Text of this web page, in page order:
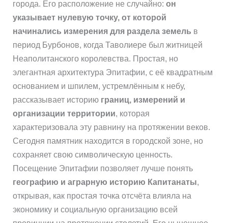
города. Его расположение не случайно: он
указывает нулевую точку, от которой
начинались измерения для раздела земель в
период Бурбонов, когда Таволиере был житницей
Неаполитанского королевства. Простая, но
элегантная архитектура Эпитафии, с её квадратным
основанием и шпилем, устремлённым к небу,
рассказывает историю границ, измерений и
организации территории, которая
характеризовала эту равнину на протяжении веков.
Сегодня памятник находится в городской зоне, но
сохраняет свою символическую ценность.
Посещение Эпитафии позволяет лучше понять
географию и аграрную историю Капитанаты,
открывая, как простая точка отсчёта влияла на
экономику и социальную организацию всей